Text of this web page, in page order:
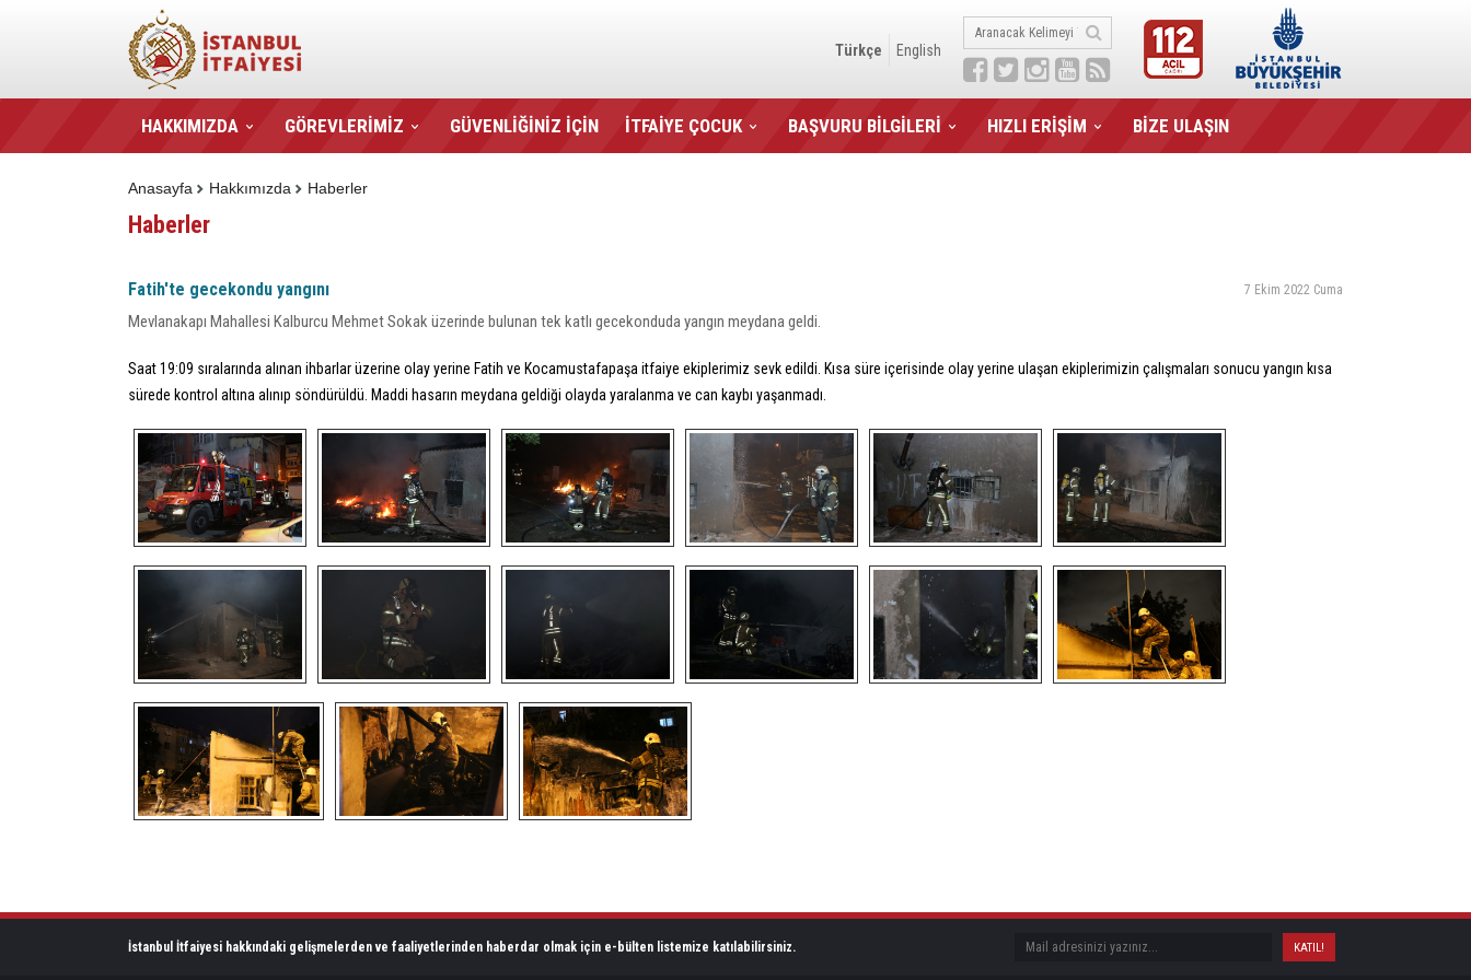
Türkçe English
HAKKIMIZDA GÖREVLERİMİZ GÜVENLİĞİNİZ İÇİN İTFAİYE ÇOCUK BAŞVURU BİLGİLERİ HIZLI ERİŞİM BİZE ULAŞIN
Haberler
Hakkımızda
Anasayfa
Haberler
Fatih'te gecekondu yangını 7 Ekim 2022 Cuma
Mevlanakapı Mahallesi Kalburcu Mehmet Sokak üzerinde bulunan tek katlı gecekonduda yangın meydana geldi.
Saat 19:09 sıralarında alınan ihbarlar üzerine olay yerine Fatih ve Kocamustafapaşa itfaiye ekiplerimiz sevk edildi. Kısa süre içerisinde olay yerine ulaşan ekiplerimizin çalışmaları sonucu yangın kısa
sürede kontrol altına alınıp söndürüldü. Maddi hasarın meydana geldiği olayda yaralanma ve can kaybı yaşanmadı.
İstanbul İtfaiyesi hakkındaki gelişmelerden ve faaliyetlerinden haberdar olmak için e-bülten listemize katılabilirsiniz.